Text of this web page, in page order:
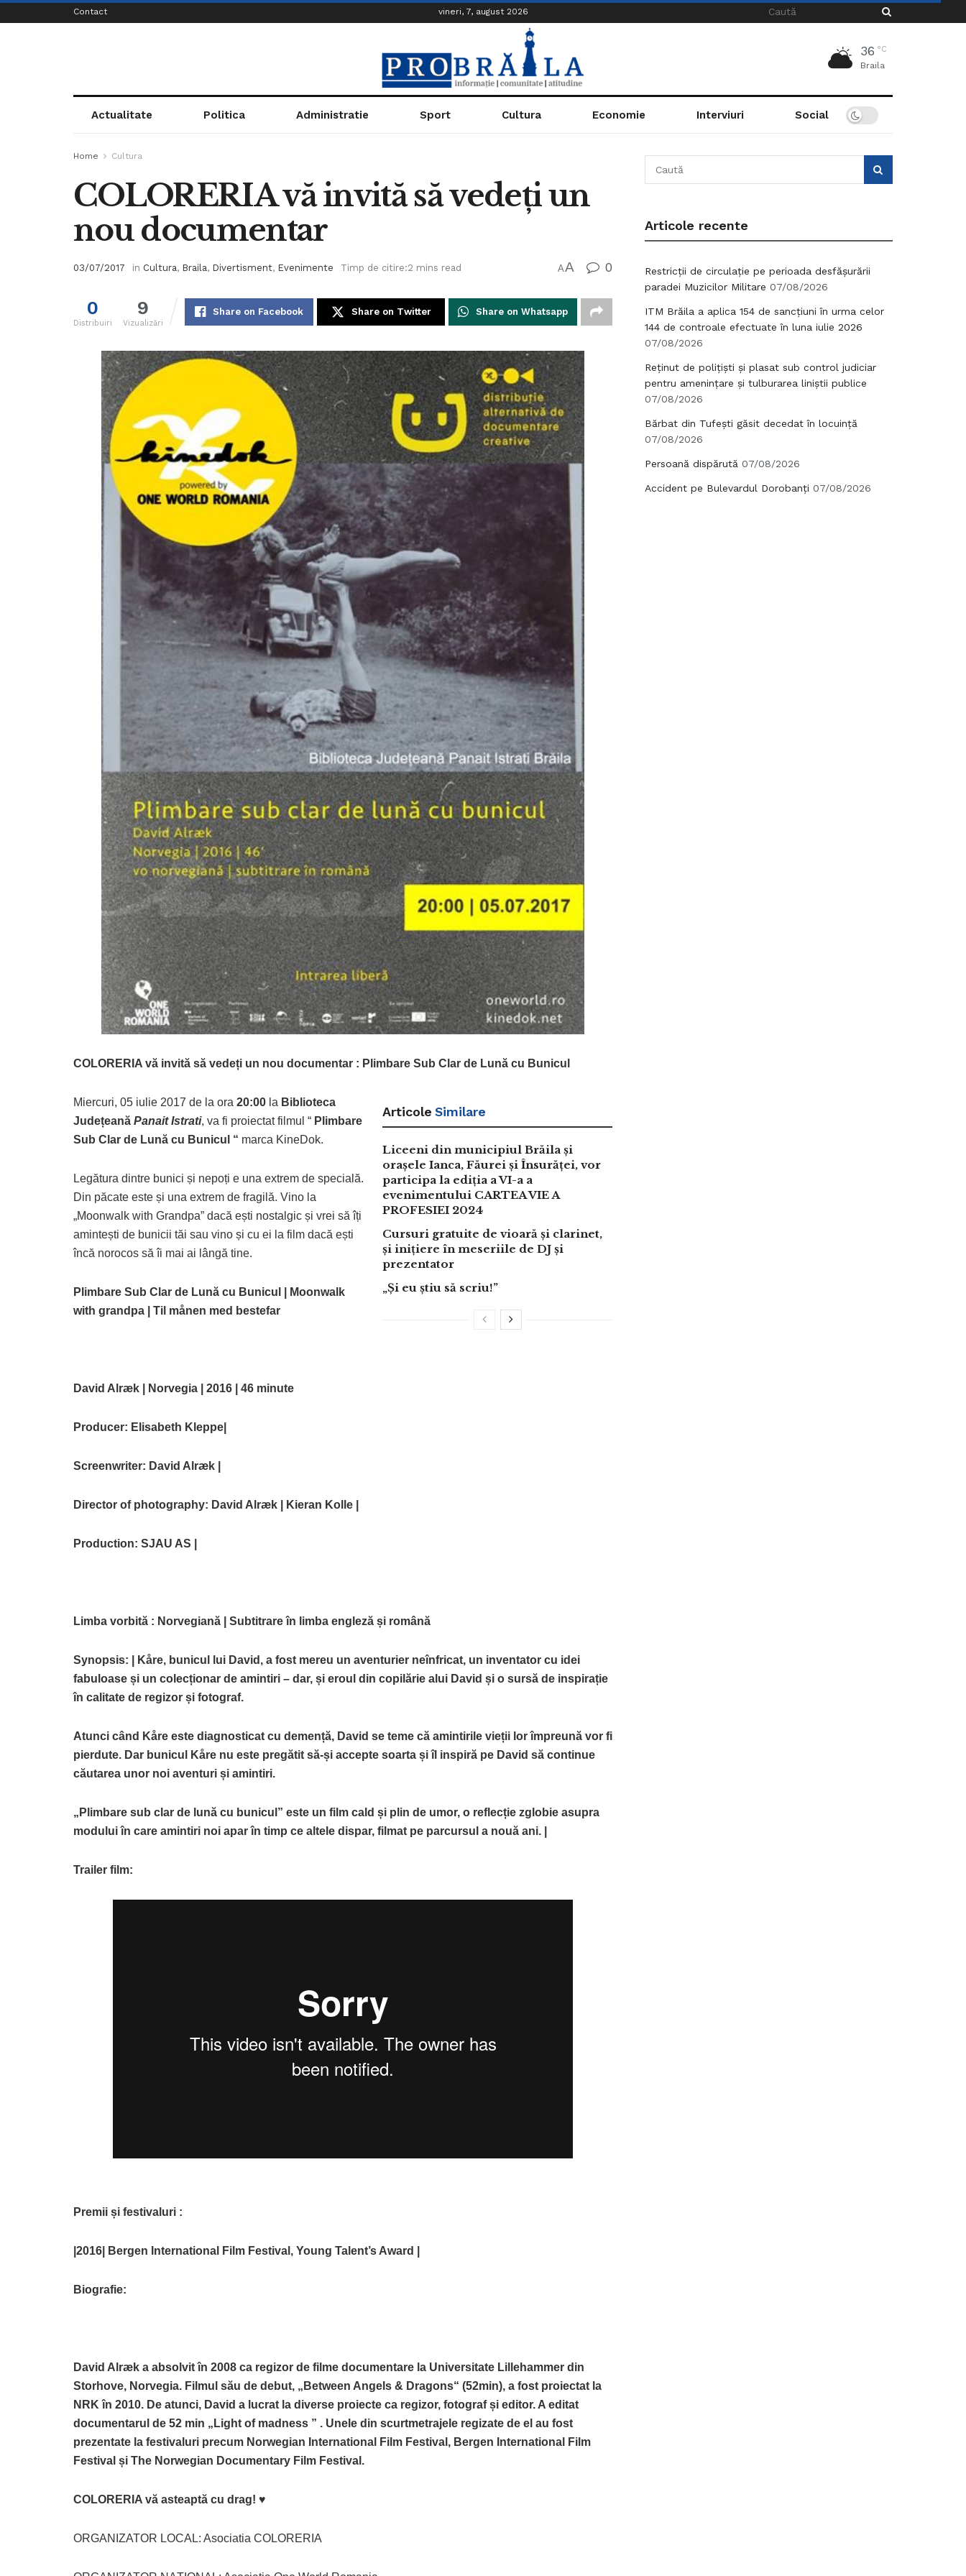
Contact vineri, 7, august 2026
36 °C
Braila
Actualitate Politica Administratie Sport Cultura Economie Interviuri Social
Home Cultura
COLORERIA vă invită să vedeți un
nou documentar
03/07/2017 in Cultura, Braila, Divertisment, Evenimente Timp de citire:2 mins read AA 0
0
Distribuiri
9
Vizualizări
Share on Facebook Share on Twitter Share on Whatsapp
COLORERIA vă invită să vedeți un nou documentar : Plimbare Sub Clar de Lună cu Bunicul
Articole Similare
Liceeni din municipiul Brăila și
orașele Ianca, Făurei și Însurăței, vor
participa la ediția a VI-a a
evenimentului CARTEA VIE A
PROFESIEI 2024
Cursuri gratuite de vioară și clarinet,
și inițiere în meseriile de DJ și
prezentator
„Şi eu ştiu să scriu!”
Miercuri, 05 iulie 2017 de la ora 20:00 la Biblioteca
Județeană Panait Istrati, va fi proiectat filmul “ Plimbare
Sub Clar de Lună cu Bunicul “ marca KineDok.
Legătura dintre bunici și nepoți e una extrem de specială.
Din păcate este și una extrem de fragilă. Vino la
„Moonwalk with Grandpa” dacă ești nostalgic și vrei să îți
amintești de bunicii tăi sau vino și cu ei la film dacă ești
încă norocos să îi mai ai lângă tine.
Plimbare Sub Clar de Lună cu Bunicul | Moonwalk
with grandpa | Til månen med bestefar
David Alræk | Norvegia | 2016 | 46 minute
Producer: Elisabeth Kleppe
Screenwriter: David Alræk |
Director of photography: David Alræk | Kieran Kolle |
Production: SJAU AS |
Limba vorbită : Norvegiană | Subtitrare în limba engleză și română
Synopsis: |
Kåre, bunicul lui David, a fost mereu un aventurier neînfricat, un inventator cu idei
fabuloase și un colecționar de amintiri – dar, și eroul din copilărie alui David și o sursă de inspirație
în calitate de regizor și fotograf.
Atunci când Kåre este diagnosticat cu demență, David se teme că amintirile vieții lor împreună vor fi
pierdute. Dar bunicul Kåre nu este pregătit să-și accepte soarta și îl inspiră pe David să continue
căutarea unor noi aventuri și amintiri.
„Plimbare sub clar de lună cu bunicul” este un film cald și plin de umor, o reflecție zglobie asupra
modului în care amintiri noi apar în timp ce altele dispar, filmat pe parcursul a nouă ani. |
Trailer film:
Premii și festivaluri :
|2016| Bergen International Film Festival, Young Talent’s Award |
Biografie:
David Alræk a absolvit în 2008 ca regizor de filme documentare la Universitate Lillehammer din
Storhove, Norvegia. Filmul său de debut, „Between Angels & Dragons“ (52min), a fost proiectat la
NRK în 2010. De atunci, David a lucrat la diverse proiecte ca regizor, fotograf și editor. A editat
documentarul de 52 min „Light of madness ” . Unele din scurtmetrajele regizate de el au fost
prezentate la festivaluri precum Norwegian International Film Festival, Bergen International Film
Festival și The Norwegian Documentary Film Festival.
COLORERIA vă asteaptă cu drag! ♥
ORGANIZATOR LOCAL: Asociatia COLORERIA
Articole recente
Restricții de circulație pe perioada desfășurării
paradei Muzicilor Militare 07/08/2026
ITM Brăila a aplica 154 de sancțiuni în urma celor
144 de controale efectuate în luna iulie 2026
07/08/2026
Reținut de polițiști și plasat sub control judiciar
pentru amenințare și tulburarea liniștii publice
07/08/2026
Bărbat din Tufești găsit decedat în locuință
07/08/2026
Persoană dispărută 07/08/2026
Accident pe Bulevardul Dorobanți 07/08/2026